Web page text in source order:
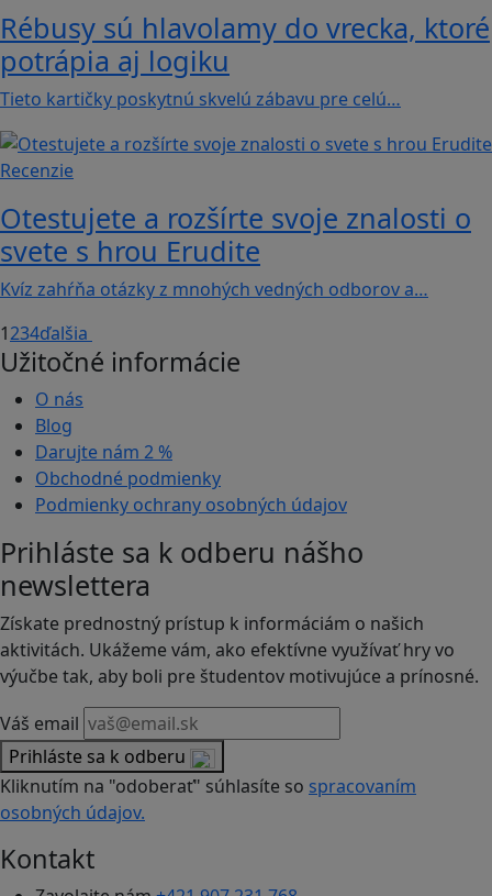
Rébusy sú hlavolamy do vrecka, ktoré
potrápia aj logiku
Tieto kartičky poskytnú skvelú zábavu pre celú…
Recenzie
Otestujete a rozšírte svoje znalosti o
svete s hrou Erudite
Kvíz zahŕňa otázky z mnohých vedných odborov a…
1234ďalšia
Užitočné informácie
O nás
Blog
Darujte nám 2 %
Obchodné podmienky
Podmienky ochrany osobných údajov
Prihláste sa k odberu nášho
newslettera
Získate prednostný prístup k informáciám o našich
aktivitách. Ukážeme vám, ako efektívne využívať hry vo
výučbe tak, aby boli pre študentov motivujúce a prínosné.
Váš email
Prihláste sa k odberu
Kliknutím na "odoberať" súhlasíte so spracovaním
osobných údajov.
Kontakt